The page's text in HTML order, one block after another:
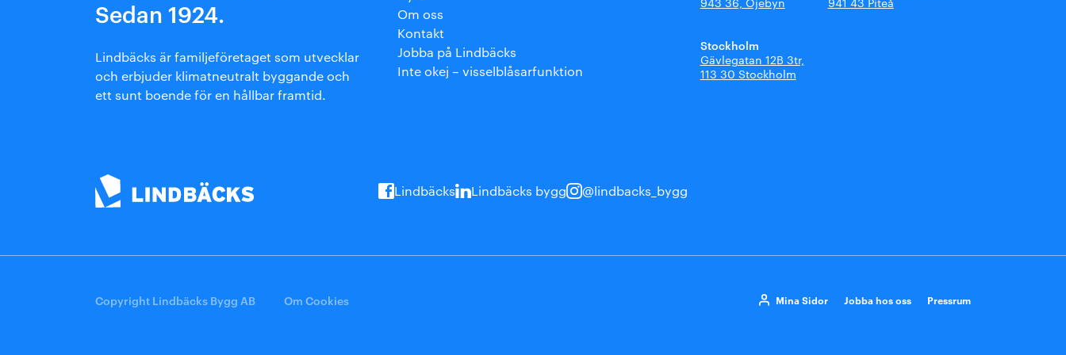
Arkitektmanual
Sedan 1924.
Lindbäcks är familjeföretaget som utvecklar
och erbjuder klimatneutralt byggande och
ett sunt boende för en hållbar framtid.
Om oss
Kontakt
Jobba på Lindbäcks
Inte okej – visselblåsarfunktion
Stockholm
Gävlegatan 12B 3tr,
113 30 Stockholm
Lindbäcks Lindbäcks bygg @lindbacks_bygg
Copyright Lindbäcks Bygg AB Om Cookies Mina Sidor Jobba hos oss Pressrum